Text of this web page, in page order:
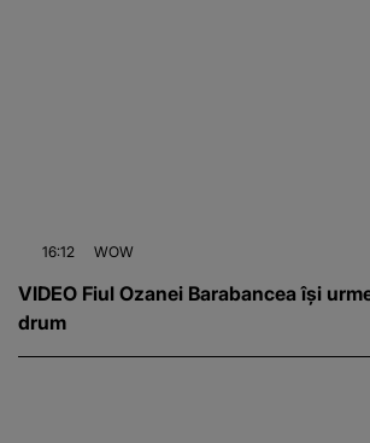
16:12 WOW
VIDEO Fiul Ozanei Barabancea își
drum